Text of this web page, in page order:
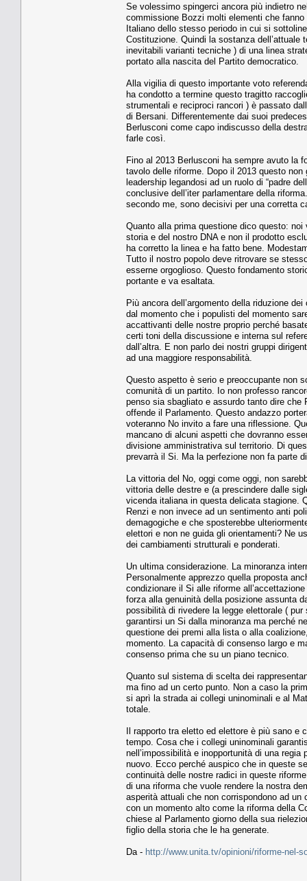
Se volessimo spingerci ancora più indietro
commissione Bozzi molti elementi che
Italiano dello stesso periodo in cui si
Costituzione. Quindi la sostanza dell’attuale
inevitabili varianti tecniche ) di una linea
portato alla nascita del Partito democratico.
Alla vigilia di questo importante voto
ha condotto a termine questo tragitto
strumentali e reciproci rancori ) è passato
di Bersani. Differentemente dai suoi
Berlusconi come capo indiscusso della
farle così.
Fino al 2013 Berlusconi ha sempre avuto la
tavolo delle riforme. Dopo il 2013 questo
leadership legandosi ad un ruolo di “padre
conclusive dell’iter parlamentare della
secondo me, sono decisivi per una corretta
Quanto alla prima questione dico questo:
storia e del nostro DNA e non il prodotto
ha corretto la linea e ha fatto bene.
Tutto il nostro popolo deve ritrovare se
esserne orgoglioso. Questo fondamento
portante e va esaltata.
Più ancora dell’argomento della riduzione
dal momento che i populisti del momento
accattivanti delle nostre proprio perché
certi toni della discussione e interna sul
dall’altra. E non parlo dei nostri gruppi
ad una maggiore responsabilità.
Questo aspetto è serio e preoccupante non
comunità di un partito. Io non professo
penso sia sbagliato e assurdo tanto dire che
offende il Parlamento. Questo andazzo
voteranno No invito a fare una riflessione.
mancano di alcuni aspetti che dovranno
divisione amministrativa sul territorio. Di
prevarrà il Si. Ma la perfezione non fa parte
La vittoria del No, oggi come oggi, non
vittoria delle destre e (a prescindere dalle
vicenda italiana in questa delicata stagione.
Renzi e non invece ad un sentimento anti
demagogiche e che sposterebbe
elettori e non ne guida gli orientamenti? Ne
dei cambiamenti strutturali e ponderati.
Un ultima considerazione. La minoranza
Personalmente apprezzo quella proposta
condizionare il Si alle riforme
forza alla genuinità della posizione assunta
possibilità di rivedere la legge elettorale (
garantirsi un Si dalla minoranza ma perché
questione dei premi alla lista o alla
momento. La capacità di consenso largo e
consenso prima che su un piano tecnico.
Quanto sul sistema di scelta dei
ma fino ad un certo punto. Non a caso la
si aprì la strada ai collegi uninominali e al
totale.
Il rapporto tra eletto ed elettore è più sano e
tempo. Cosa che i collegi uninominali
nell’impossibilità e inopportunità di una
nuovo. Ecco perché auspico che in queste
continuità delle nostre radici in queste
di una riforma che vuole rendere la nostra
asperità attuali che non corrispondono ad
con un momento alto come la riforma della
chiese al Parlamento giorno della sua
figlio della storia che le ha generate.
Da - http://www.unita.tv/opinioni/riforme-nel-